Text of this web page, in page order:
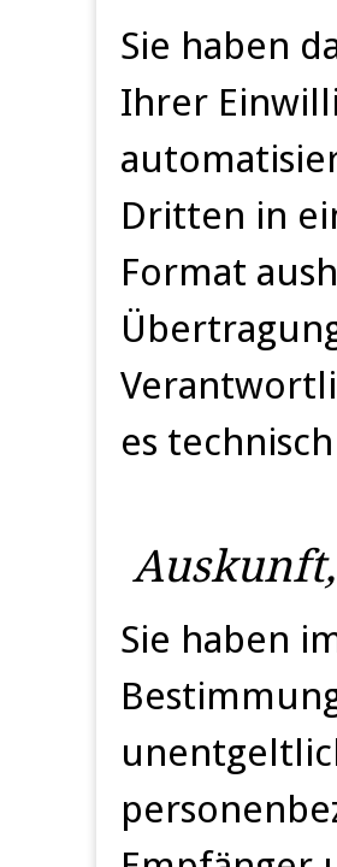
Sie haben
Ihrer
Dritten in
Format
es
Sie haben